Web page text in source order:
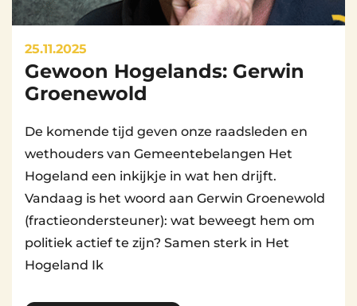
25.11.2025
ByBeheerder Website
Gewoon Hogelands: Gerwin
Groenewold
De komende tijd geven onze raadsleden en
wethouders van Gemeentebelangen Het
Hogeland een inkijkje in wat hen drijft.
Vandaag is het woord aan Gerwin Groenewold
(fractieondersteuner): wat beweegt hem om
politiek actief te zijn? Samen sterk in Het
Hogeland Ik